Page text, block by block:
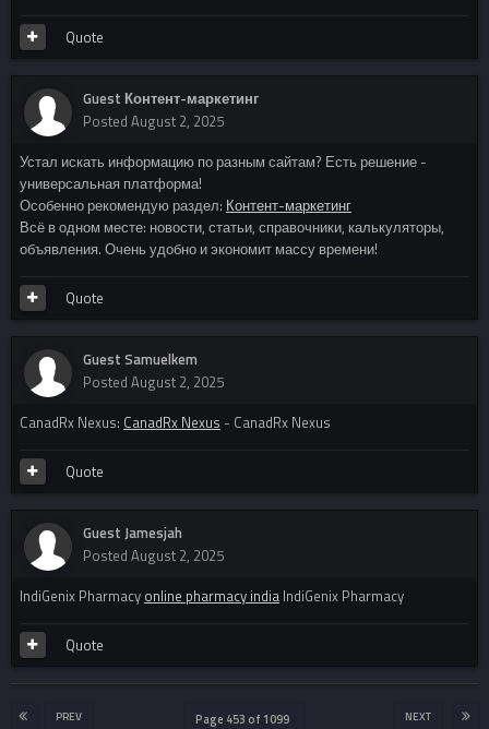
Quote
Guest Контент-маркетинг
Posted August 2, 2025
Устал искать информацию по разным сайтам? Есть решение -
универсальная платформа!
Особенно рекомендую раздел: Контент-маркетинг
Всё в одном месте: новости, статьи, справочники, калькуляторы,
объявления. Очень удобно и экономит массу времени!
Quote
Guest Samuelkem
Posted August 2, 2025
CanadRx Nexus: CanadRx Nexus - CanadRx Nexus
Quote
Guest Jamesjah
Posted August 2, 2025
IndiGenix Pharmacy online pharmacy india IndiGenix Pharmacy
Quote
PREV NEXT
Page 453 of 1099